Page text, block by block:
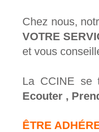
Chez nous,
VOTRE
et vous
La CCINE se
Ecouter ,
ÊTRE